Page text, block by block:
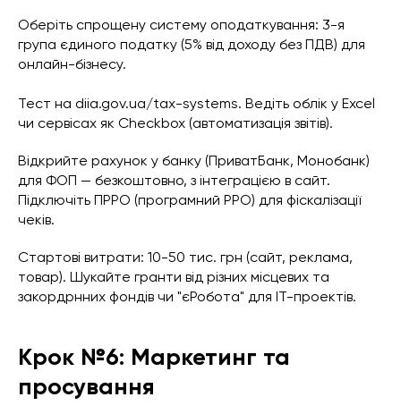
Оберіть спрощену систему оподаткування: 3-я
група єдиного податку (5% від доходу без ПДВ) для
онлайн-бізнесу.
Тест на diia.gov.ua/tax-systems. Ведіть облік у Excel
чи сервісах як Checkbox (автоматизація звітів).
Відкрийте рахунок у банку (ПриватБанк, Монобанк)
для ФОП — безкоштовно, з інтеграцією в сайт.
Підключіть ПРРО (програмний РРО) для фіскалізації
чеків.
Стартові витрати: 10-50 тис. грн (сайт, реклама,
товар). Шукайте гранти від різних місцевих та
закордрнних фондів чи "єРобота" для IT-проектів.
Крок №6: Маркетинг та
просування